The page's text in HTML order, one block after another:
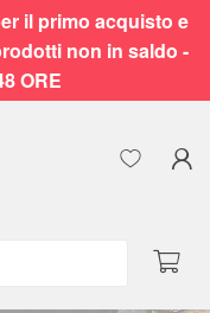
il primo acquisto e
non in saldo -
ORE